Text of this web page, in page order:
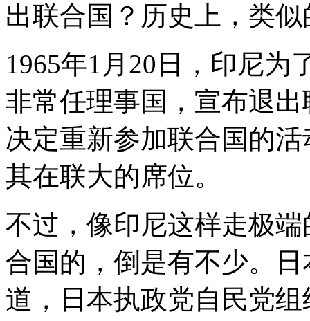
出联合国？历史上，类
1965年1月20日，印尼为
非常任理事国，宣布退
决定重新参加联合国的
其在联大的席位。
不过，像印尼这样走极
合国的，倒是有不少。
道，日本执政党自民党